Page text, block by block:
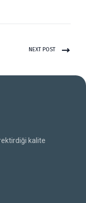
NEXT POST
kalite